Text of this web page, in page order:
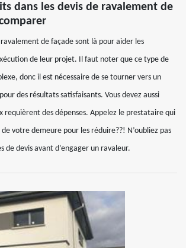
dans les devis de ravalement de
ravalement de façade sont là pour aider les
de leur projet. Il faut noter que ce type de
donc il est nécessaire de se tourner vers un
des résultats satisfaisants. Vous devez aussi
requièrent des dépenses. Appelez le prestataire qui
votre demeure pour les réduire??! N’oubliez pas
de devis avant d’engager un ravaleur.